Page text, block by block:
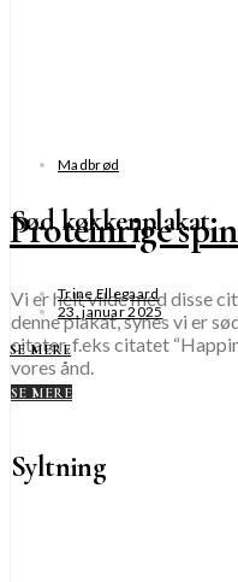
Sød køkkenplakat
Vi er helt vilde med disse
denne plakat, synes vi er
citater, f.eks citatet
vores ånd.
SE MERE
Syltning
Madbrød
Proteinrige
Trine Ellegaard
23. januar 2025
SE MERE